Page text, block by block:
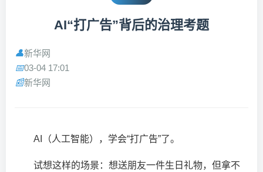
AI“打广告”背后的治理考题
👤新华网
📅03-04 17:01
📰新华网
AI（人工智能），学会“打广告”了。
试想这样的场景：想送朋友一件生日礼物，但拿不